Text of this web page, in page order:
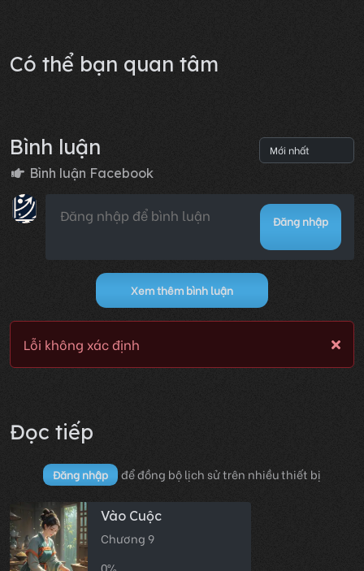
Có thể bạn quan tâm
Bình luận
Bình luận Facebook
Đăng nhập
Xem thêm bình luận
Lỗi không xác định
Đọc tiếp
Đăng nhập để đồng bộ lịch sử trên nhiều thiết bị
Vào Cuộc
Chương 9